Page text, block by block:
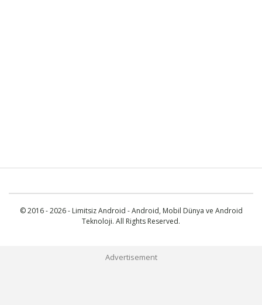
© 2016 - 2026 - Limitsiz Android - Android, Mobil Dünya ve Android
Teknoloji. All Rights Reserved.
Advertisement